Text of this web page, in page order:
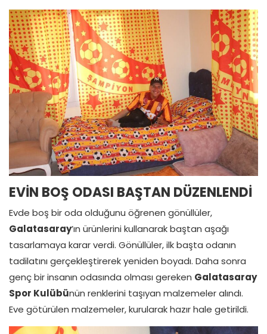
EVİN BOŞ ODASI BAŞTAN DÜZENLENDİ
Evde boş bir oda olduğunu öğrenen gönüllüler,
Galatasaray’ın ürünlerini kullanarak baştan aşağı
tasarlamaya karar verdi. Gönüllüler, ilk başta odanın
tadilatını gerçekleştirerek yeniden boyadı. Daha sonra
genç bir insanın odasında olması gereken Galatasaray
Spor Kulübünün renklerini taşıyan malzemeler alındı.
Eve götürülen malzemeler, kurularak hazır hale getirildi.